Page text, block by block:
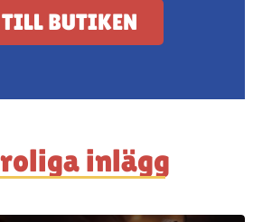
TILL BUTIKEN
inlägg